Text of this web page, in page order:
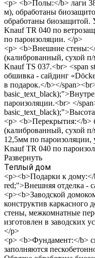
<p> <b>Полы:</b> лаги
м), обработаны
обработаны биозащитой.
Knauf TR 040 по
по пароизоляции. </p>
<p> <b>Внешние
(калиброванный, сухой
Knauf TS 037.<br> <span
обшивка - сайдинг
в подарок.</b></
пароизоляции.<br> </
<p> <b>Перекрытия:</b>
(калиброванный, сухой
12,5мм по пароизоляции,
Knauf TR 040 по
Развернуть
Теплый дом
<p><b>Подарки к
red;">Внешняя отделка -
<p><b>Заводской
конструктив
стены, межкомнатные
изготовлен в заводских
</p>
<p> <b>Фундамент:</b>
заполняются